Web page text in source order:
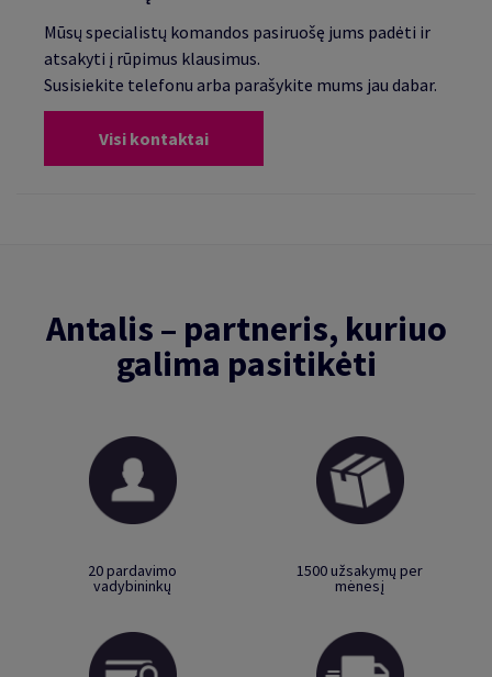
Mūsų specialistų komandos pasiruošę jums padėti ir
atsakyti į rūpimus klausimus.
Susisiekite telefonu arba parašykite mums jau dabar.
Visi kontaktai
Antalis – partneris, kuriuo
galima pasitikėti
20 pardavimo
vadybininkų
1500 užsakymų per
mėnesį